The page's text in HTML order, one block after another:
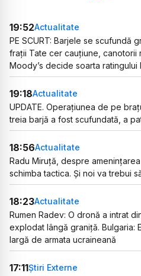
19:52Actualitate
PE SCURT: Barjele se scufundă
frații Tate cer cauțiune, canotorii
Moody’s decide soarta ratingului
19:18Actualitate
UPDATE. Operațiunea de pe
treia barjă a fost scufundată, a
18:56Actualitate
Radu Miruță, despre
schimba tactica. Și noi va trebui
18:23Actualitate
Rumen Radev: O dronă a intrat
explodat lângă graniță. Bulgaria:
largă de armata ucraineană
17:11Știri Externe